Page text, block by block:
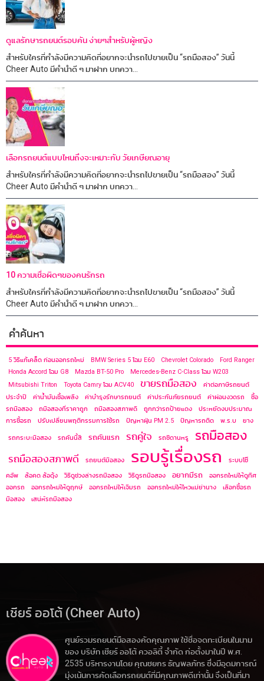
ดูแลรักษารถยนต์รอบคัน ง่ายๆสำหรับผู้หญิง
สำหรับใครที่กำลังมีความคิดที่อยากจะนำรถไปขายเป็น “รถมือสอง” วันนี้
Cheer Auto มีคำนำดี ๆ มาฝาก บทควา...
เลือกรถยนต์แบบไหนถึงจะเหมาะกับ วัยเกษียณอายุ
สำหรับใครที่กำลังมีความคิดที่อยากจะนำรถไปขายเป็น “รถมือสอง” วันนี้
Cheer Auto มีคำนำดี ๆ มาฝาก บทควา...
10 ความเชื่อผิดๆของคนรักรถ
สำหรับใครที่กำลังมีความคิดที่อยากจะนำรถไปขายเป็น “รถมือสอง” วันนี้
Cheer Auto มีคำนำดี ๆ มาฝาก บทควา...
คำค้นหา
5 วิธีแก้เคล็ด ก่อนออกรถใหม่ BMW Series 5 โฉม E60 Chevrolet Colorado
Ford Ranger
Honda Accord โฉม G8
Mazda BT-50 Pro
Mercedes-Benz C-Class โฉม ​W203
Mitsubishi Triton
Toyota Camry โฉม ACV40 ขายรถมือสอง
ค่าต่อภาษีรถยนต์
ประจำปี
ค่าน้ำมันเชื้อเพลิง ค่าบำรุงรักษารถยนต์ ค่าประกันภัยรถยนต์ ค่าผ่อนงวดรถ
ซื้อ
รถมือสอง
ถมือสองที่ราคาถูก ถมือสองสภาพดี ถูกกว่ารถป้ายแดง
ประหยัดงบประมาณ
การซื้อรถ
ปรับเปลี่ยนพฤติกรรมการใช้รถ ปัญหาฝุ่น PM 2.5 ปัญหารถติด พ.ร.บ ยาง
รถกระบะมือสอง รถคันนี้สี รถคันแรก รถคู่ใจ รถซีดานหรู รถมือสอง
รถมือสองสภาพดี รถยนต์มือสอง รอบรู้เรื่องรถ
ระบบโช๊
คอัพ
ล้อคด ล้อดุ้ง วิธีดูช่วงล่างรถมือสอง วิธีดูรถมือสอง อยากมีรถ
ออกรถใหม่ให้ดูทิศ
ออกรถ
ออกรถใหม่ให้ดูฤกษ์ ออกรถใหม่ให้เจิมรถ ออกรถใหม่ให้ไหวแม่ย่านาง
เลือกซื้อรถ
มือสอง
เสน่ห์รถมือสอง
เชียร์ ออโต้ (Cheer Auto)
ศูนย์รวมรถยนต์มือสองคัดคุณภาพ ใช้ชื่อจดทะเบียนในนาม
ของ บริษัท เชียร์ ออโต้ ควอลิตี้ จำกัด ก่อตั้งมาในปี พ.ศ.
2535 บริหารงานโดย คุณชยกร ธัญพลภัทร ซึ่งมีอุดมการณ์
มุ่งเน้นการคัดเลือกรถยนต์ที่มีคุณภาพดีเท่านั้น จึงเป็นที่มา